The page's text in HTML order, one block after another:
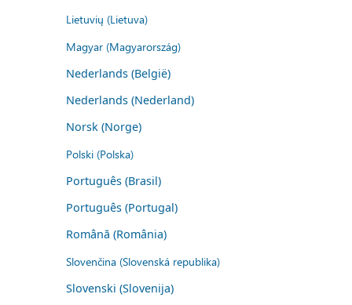
Lietuvių (Lietuva)
Magyar (Magyarország)
Nederlands (België)
Nederlands (Nederland)
Norsk (Norge)
Polski (Polska)
Português (Brasil)
Português (Portugal)
Română (România)
Slovenčina (Slovenská republika)
Slovenski (Slovenija)